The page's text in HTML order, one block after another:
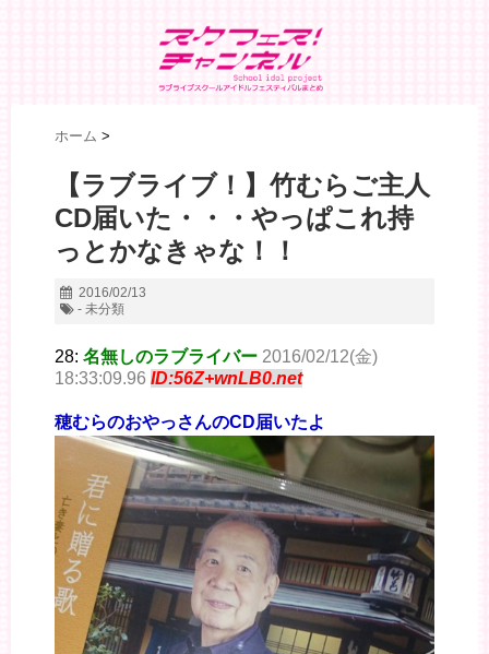
ホーム >
【ラブライブ！】竹むらご主人
CD届いた・・・やっぱこれ持
っとかなきゃな！！
2016/02/13
- 未分類
28: 名無しのラブライバー 2016/02/12(金)
18:33:09.96 ID:56Z+wnLB0.net
穂むらのおやっさんのCD届いたよ